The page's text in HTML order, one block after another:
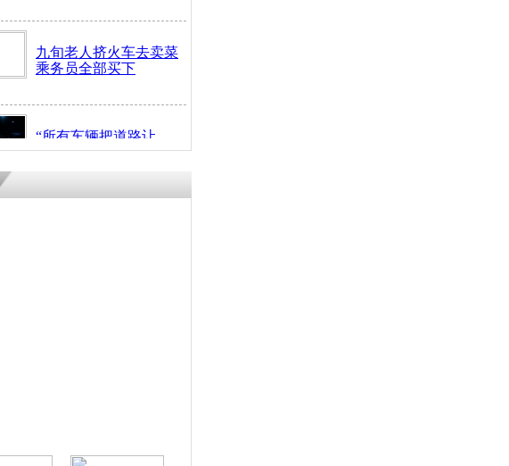
九旬老人挤火车去卖菜
乘务员全部买下
“所有车辆把道路让
开！”儿童突发疾病交
因